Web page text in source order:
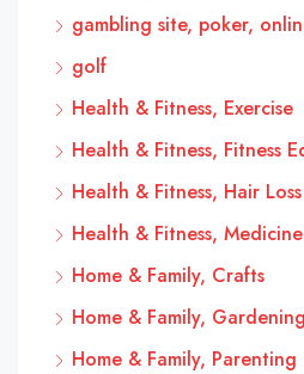
gambling site, poker,
golf
Health & Fitness, Exercise
Health & Fitness, Fitness
Health & Fitness, Hair Loss
Health & Fitness, Medicine
Home & Family, Crafts
Home & Family, Gardening
Home & Family, Parenting